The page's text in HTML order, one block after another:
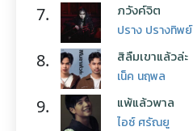
7. ภวังค์จิต
ปราง ปรางทิพย์
8. สิลืมเขาแล้วล่ะ
เน็ค นฤพล
9. แพ้แล้วพาล
ไอซ์ ศรัณยู